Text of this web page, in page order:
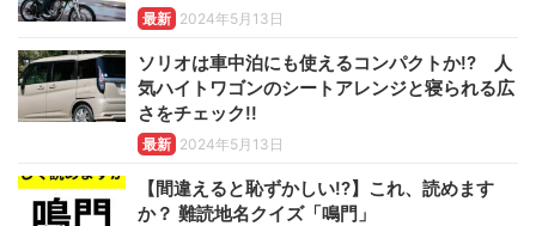
最新 2024年5月13日
ソリオは車中泊にも使えるコンパクトか!? 人
気ハイトワゴンのシートアレンジと寝られる広
さをチェック!!
最新 2024年5月13日
【間違えると恥ずかしい!?】これ、読めます
か？ 難読地名クイズ「鳴門」